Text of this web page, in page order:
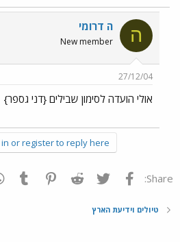
ה ה דרומי
New member
27/12/04
אולי הועדה לסימון שבילים {דני גספר}
or register to reply here.
Share: פייסבוק Twitter
Reddit
טיולים וידיעת הארץ